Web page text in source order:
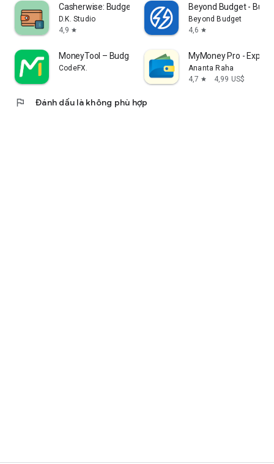
Casherwise: Budget & Expenses
D.K. Studio
4,9 star
Beyond Budget -
Beyond Budget
4,6 star
MoneyTool – Budget Tracker
CodeFX.
MyMoney Pro -
Ananta Raha
4,7 star 4,99 US$
flag Đánh dấu là không phù hợp